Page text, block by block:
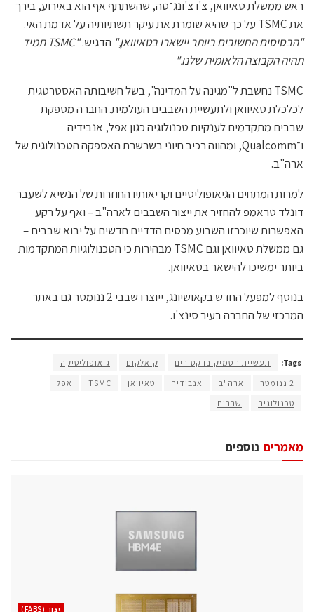
ראש ממשלת טאיוואן, צ'ו צ'ונג־טה, שהשתתף אף הוא באירוע, בירך
את TSMC על כך שהיא שומרת את עיקר תשתיותיה על אדמת האי.
"הבסיסים החשובים ביותר יישארו בטאיוואן," הדגיש.
"TSMC תמיד
תהיה הקבוצה הלאומית שלנו."
TSMC נחשבת ל"מגינה על המדינה", בשל חשיבותה האסטרטגית
לכלכלת טאיוואן ולתעשיית השבבים העולמית. החברה מספקת
שבבים מתקדמים לענקיות טכנולוגיה כגון אפל, אנבידיה
ו־Qualcomm, ומהווה רכיב חיוני בשרשרת האספקה הטכנולוגית של
ארה"ב.
למרות המתחים הגיאופוליטיים וקריאותיו החוזרות של הנשיא לשעבר
דונלד טראמפ להחזיר את ייצור השבבים לארה"ב – ואף על רקע
האפשרות שיוכרזו השבוע מכסים הדדיים חדשים על יבוא שבבים –
גם ממשלת טאיוואן וגם TSMC מבהירות כי הטכנולוגיות המתקדמות
ביותר ימשיכו להישאר בטאיוואן.
בנוסף למפעל החדש בקאושיונג, ייוצרו שבבי 2 ננומטר גם באתר
המרכזי של החברה בעיר סינצ'ו.
Tags: תעשיית הסמיקונדקטורים קואלקום
גיאופוליטיקה
2 ננומטר
ארה"ב אנבידיה טאיוואן TSMC
אפל
טכנולוגיה
שבבים
נוספים מאמרים
‫יצור (‪(FABS‬‬